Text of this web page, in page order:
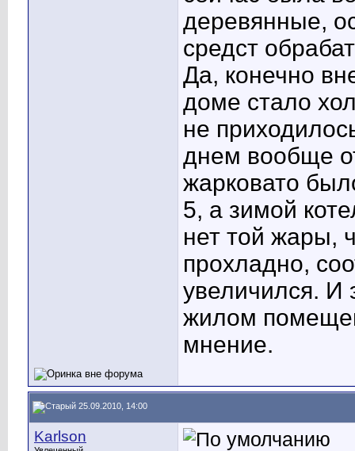
деревянные,
средст
Да, конечно
доме стало
не
днем вообще
жарковато
5, а зимой
нет той жары,
прохладно,
увеличился. И
жилом
мнение.
25.09.2010, 14:00
Karlson